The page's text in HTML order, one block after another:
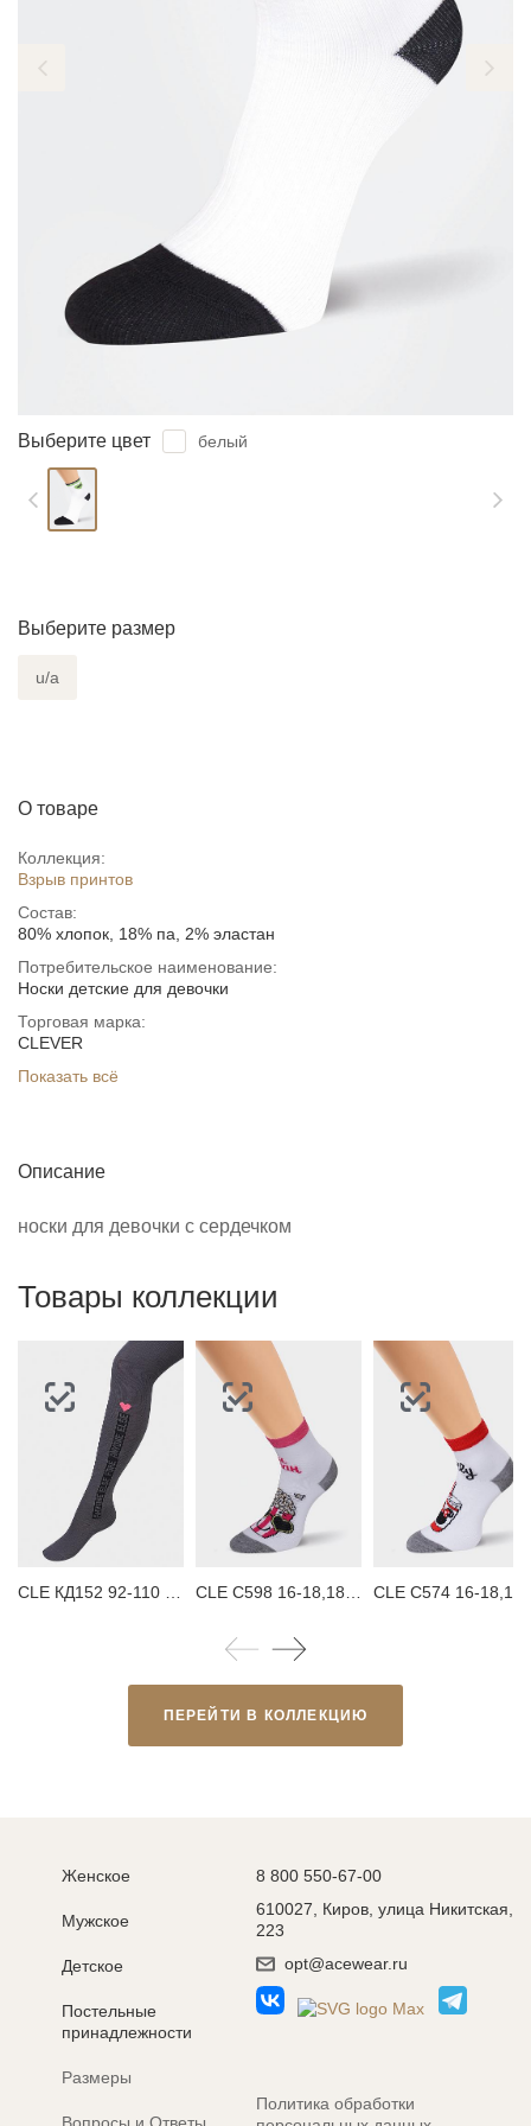
Выберите цвет белый
Выберите размер
u/a
О товаре
Коллекция:
Взрыв принтов
Состав:
80% хлопок, 18% па, 2% эластан
Потребительское наименование:
Носки детские для девочки
Торговая марка:
CLEVER
Показать всё
Описание
носки для девочки с сердечком
Товары коллекции
ПЕРЕЙТИ В КОЛЛЕКЦИЮ
Женское
Мужское
Детское
Постельные
принадлежности
Размеры
8 800 550-67-00
610027, Киров, улица Никитская,
223
opt@acewear.ru
Политика обработки